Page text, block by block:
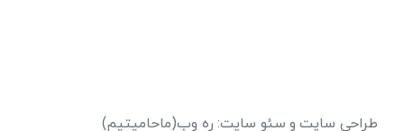
طراحی سایت و سئو سایت: ره وب(ماحامیتیم)